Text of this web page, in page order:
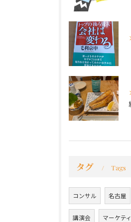
タグ Tags
コンサル 名古屋
講演会 マーケテ